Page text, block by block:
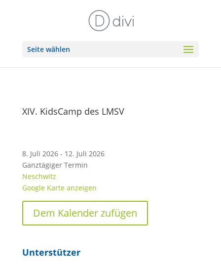
Seite wählen
XIV. KidsCamp des LMSV
8. Juli 2026 - 12. Juli 2026
Ganztägiger Termin
Neschwitz
Google Karte anzeigen
Dem Kalender zufügen
Unterstützer